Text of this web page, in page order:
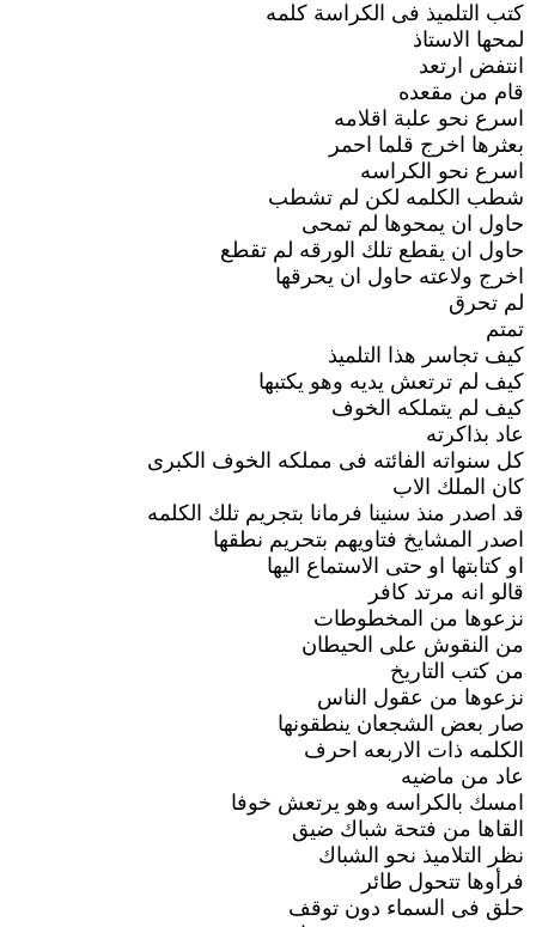
كتب التلميذ فى الكراسة كلمه
لمحها الاستاذ
انتفض ارتعد
قام من مقعده
اسرع نحو علبة اقلامه
بعثرها اخرج قلما احمر
اسرع نحو الكراسه
شطب الكلمه لكن لم تشطب
حاول ان يمحوها لم تمحى
حاول ان يقطع تلك الورقه لم تقطع
اخرج ولاعته حاول ان يحرقها
لم تحرق
تمتم
كيف تجاسر هذا التلميذ
كيف لم ترتعش يديه وهو يكتبها
كيف لم يتملكه الخوف
عاد بذاكرته
كل سنواته الفائته فى مملكه الخوف الكبرى
كان الملك الاب
قد اصدر منذ سنينا فرمانا بتجريم تلك الكلمه
اصدر المشايخ فتاويهم بتحريم نطقها
او كتابتها او حتى الاستماع اليها
قالو انه مرتد كافر
نزعوها من المخطوطات
من النقوش على الحيطان
من كتب التاريخ
نزعوها من عقول الناس
صار بعض الشجعان ينطقونها
الكلمه ذات الاربعه احرف
عاد من ماضيه
امسك بالكراسه وهو يرتعش خوفا
القاها من فتحة شباك ضيق
نظر التلاميذ نحو الشباك
فرأوها تتحول طائر
حلق فى السماء دون توقف